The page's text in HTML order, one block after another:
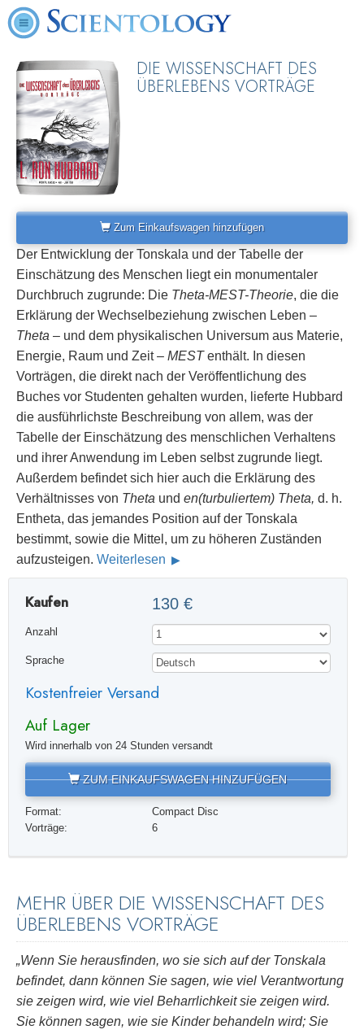
DIE WISSENSCHAFT DES
ÜBERLEBENS VORTRÄGE
Zum Einkaufswagen hinzufügen
Der Entwicklung der Tonskala und der Tabelle der
Einschätzung des Menschen liegt ein monumentaler
Durchbruch zugrunde: Die Theta-MEST-Theorie, die die
Erklärung der Wechselbeziehung zwischen Leben –
Theta – und dem physikalischen Universum aus Materie,
Energie, Raum und Zeit – MESTenthält. In diesen
Vorträgen, die direkt nach der Veröffentlichung des
Buches vor Studenten gehalten wurden, lieferte Hubbard
die ausführlichste Beschreibung von allem, was der
Tabelle der Einschätzung des menschlichen Verhaltens
und ihrer Anwendung im Leben selbst zugrunde liegt.
Außerdem befindet sich hier auch die Erklärung des
Verhältnisses von Theta und en(turbuliertem) Theta, d. h.
Entheta, das jemandes Position auf der Tonskala
bestimmt, sowie die Mittel, um zu höheren Zuständen
aufzusteigen. Weiterlesen
Kaufen 130 €
Anzahl
Sprache
Kostenfreier Versand
Auf Lager
Wird innerhalb von 24 Stunden versandt
ZUM EINKAUFSWAGEN HINZUFÜGEN
Format:
Compact Disc
Vorträge:
6
MEHR ÜBER DIE WISSENSCHAFT DES
ÜBERLEBENS VORTRÄGE
„Wenn Sie herausfinden, wo sie sich auf der Tonskala
befindet, dann können Sie sagen, wie viel Verantwortung
sie zeigen wird, wie viel Beharrlichkeit sie zeigen wird.
Sie können sagen, wie sie Kinder behandeln wird; Sie